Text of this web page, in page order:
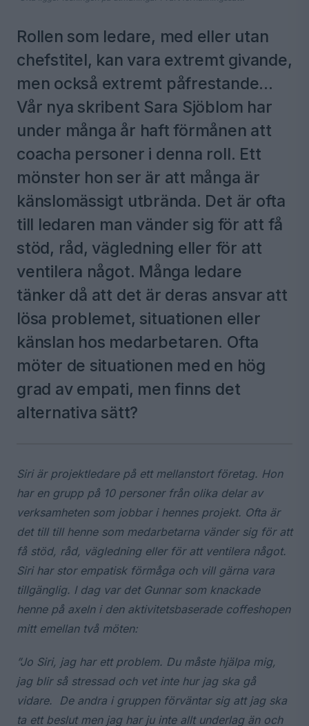
Rollen som ledare, med eller utan
chefstitel, kan vara extremt givande,
men också extremt påfrestande...
Vår nya skribent Sara Sjöblom har
under många år haft förmånen att
coacha personer i denna roll. Ett
mönster hon ser är att många är
känslomässigt utbrända. Det är ofta
till ledaren man vänder sig för att få
stöd, råd, vägledning eller för att
ventilera något. Många ledare
tänker då att det är deras ansvar att
lösa problemet, situationen eller
känslan hos medarbetaren. Ofta
möter de situationen med en hög
grad av empati, men finns det
alternativa sätt?
Siri är projektledare på ett mellanstort företag. Hon
har en grupp på 10 personer från olika delar av
verksamheten som jobbar i hennes projekt. Ofta är
det till till henne som medarbetarna vänder sig för att
få stöd, råd, vägledning eller för att ventilera något.
Siri har stor empatisk förmåga och vill gärna vara
tillgänglig. I dag var det Gunnar som knackade
henne på axeln i den aktivitetsbaserade coffeshopen
mitt emellan två möten:
”Jo Siri, jag har ett problem. Du måste hjälpa mig,
jag blir så stressad och vet inte hur jag ska gå
vidare. De andra i gruppen förväntar sig att jag ska
ta ett beslut men jag har ju inte allt underlag än och